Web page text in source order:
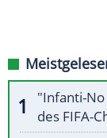
"Infanti-
des FIFA-